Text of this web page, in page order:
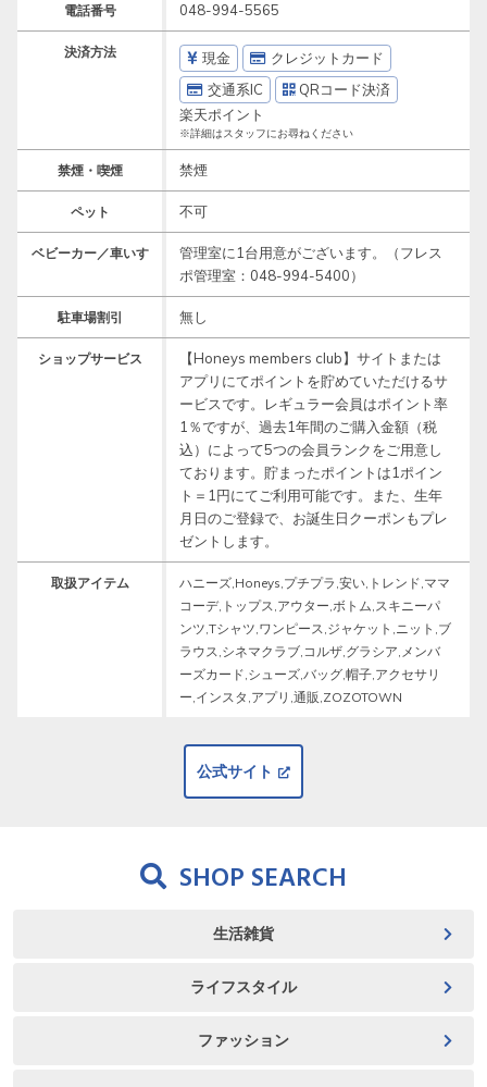
電話番号 048-994-5565
決済方法 現金
クレジットカード
交通系IC
QRコード決済
楽天ポイント
※詳細はスタッフにお尋ねください
禁煙・喫煙 禁煙
ペット 不可
ベビーカー／車いす
管理室に1台用意がございます。（フレス
ポ管理室：048-994-5400）
駐車場割引 無し
ショップサービス
【Honeys members club】サイトまたは
アプリにてポイントを貯めていただけるサ
ービスです。レギュラー会員はポイント率
1％ですが、過去1年間のご購入金額（税
込）によって5つの会員ランクをご用意し
ております。貯まったポイントは1ポイン
ト＝1円にてご利用可能です。また、生年
月日のご登録で、お誕生日クーポンもプレ
ゼントします。
取扱アイテム
ハニーズ,Honeys,プチプラ,安い,トレンド,ママ
コーデ,トップス,アウター,ボトム,スキニーパ
ンツ,Tシャツ,ワンピース,ジャケット,ニット,ブ
ラウス,シネマクラブ,コルザ,グラシア,メンバ
ーズカード,シューズ,バッグ,帽子,アクセサリ
ー,インスタ,アプリ,通販,ZOZOTOWN
公式サイト
SHOP SEARCH
生活雑貨
ライフスタイル
ファッション